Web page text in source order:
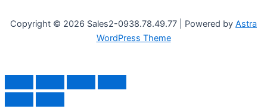
Copyright © 2026 Sales2-0938.78.49.77 | Powered by Astra
WordPress Theme